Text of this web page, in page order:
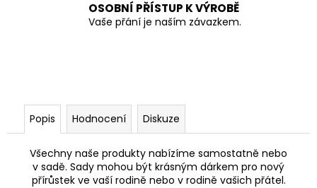
OSOBNÍ PŘÍSTUP K VÝROBĚ
Vaše přání je naším závazkem.
Popis Hodnocení Diskuze
Všechny naše produkty nabízíme samostatně nebo
v sadě. Sady mohou být krásným dárkem pro nový
přírůstek ve vaší rodině nebo v rodině vašich přátel.